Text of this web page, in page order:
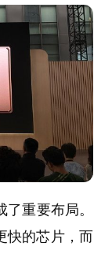
重要布局。
快的芯片，而